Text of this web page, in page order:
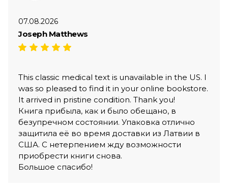
07.08.2026
Joseph Matthews
This classic medical text is unavailable in the US. I
was so pleased to find it in your online bookstore.
It arrived in pristine condition. Thank you!
Книга прибыла, как и было обещано, в
безупречном состоянии. Упаковка отлично
защитила её во время доставки из Латвии в
США. С нетерпением жду возможности
приобрести книги снова.
Большое спасибо!